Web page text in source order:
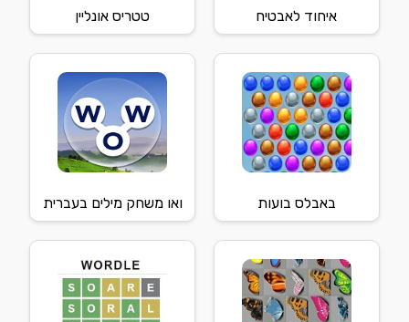
איחוד לאבטיח טטריס אונליין
באבלס בועות ואו משחק מילים בעברית